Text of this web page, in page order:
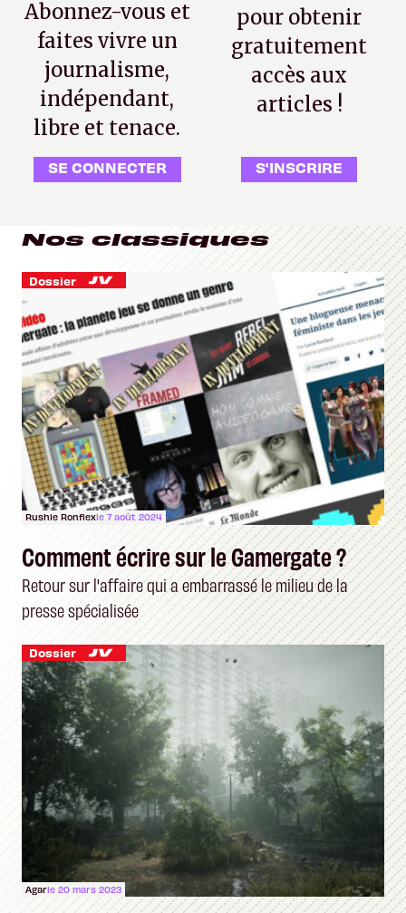
Abonnez-vous et
faites vivre un
journalisme,
indépendant,
libre et tenace.
SE CONNECTER
pour obtenir
gratuitement
accès aux
articles !
S'INSCRIRE
Nos classiques
Dossier
Rushie Ronflexle 7 août 2024
Comment écrire sur le Gamergate ?
Retour sur l'affaire qui a embarrassé le milieu de la
presse spécialisée
Dossier
Agarle 20 mars 2023